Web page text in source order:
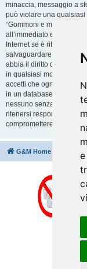
minaccia, messaggio a
può violare una
“Gommoni e motori” è
all’immediato e
Internet se è ritenuto da
salvaguardare e
abbia il diritto di
in qualsiasi momento lo
accetti che ogni
in un database. Al
nessuno senza il tuo
ritenersi responsabili per
compromettere queste
G&M Home